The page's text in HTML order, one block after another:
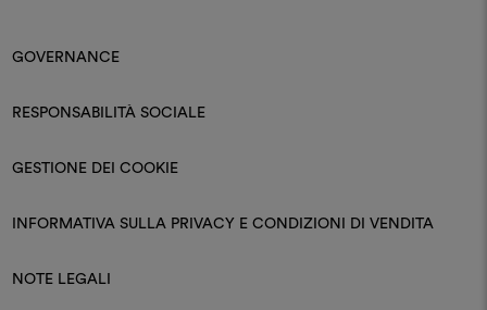
GOVERNANCE
RESPONSABILITÀ SOCIALE
GESTIONE DEI COOKIE
INFORMATIVA SULLA PRIVACY E CONDIZIONI DI VENDITA
NOTE LEGALI